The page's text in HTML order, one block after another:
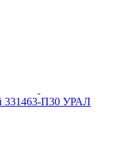
331463-П30 УРАЛ